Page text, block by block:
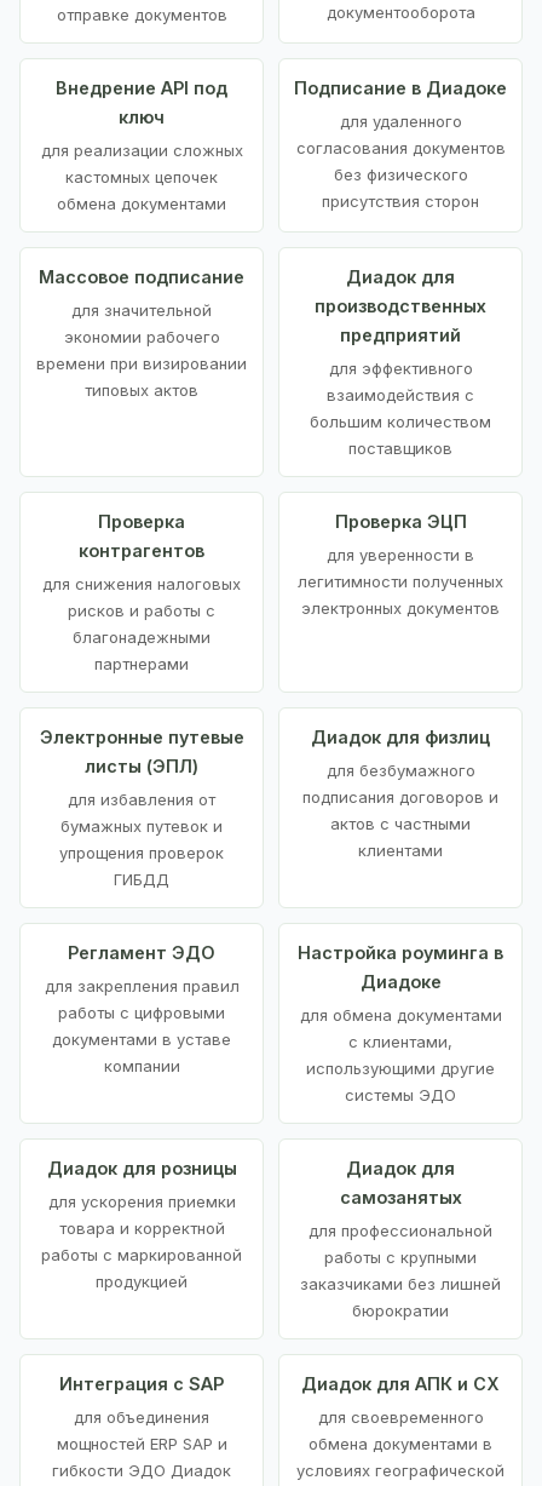
отправке документов
документооборота
Внедрение API под
ключ
для реализации сложных
кастомных цепочек
обмена документами
Подписание в Диадоке
для удаленного
согласования документов
без физического
присутствия сторон
Массовое подписание
для значительной
экономии рабочего
времени при визировании
типовых актов
Диадок для
производственных
предприятий
для эффективного
взаимодействия с
большим количеством
поставщиков
Проверка
контрагентов
для снижения налоговых
рисков и работы с
благонадежными
партнерами
Проверка ЭЦП
для уверенности в
легитимности полученных
электронных документов
Электронные путевые
листы (ЭПЛ)
для избавления от
бумажных путевок и
упрощения проверок
ГИБДД
Диадок для физлиц
для безбумажного
подписания договоров и
актов с частными
клиентами
Регламент ЭДО
для закрепления правил
работы с цифровыми
документами в уставе
компании
Настройка роуминга в
Диадоке
для обмена документами
с клиентами,
использующими другие
системы ЭДО
Диадок для розницы
для ускорения приемки
товара и корректной
работы с маркированной
продукцией
Диадок для
самозанятых
для профессиональной
работы с крупными
заказчиками без лишней
бюрократии
Интеграция с SAP
для объединения
мощностей ERP SAP и
гибкости ЭДО Диадок
Диадок для АПК и СХ
для своевременного
обмена документами в
условиях географической